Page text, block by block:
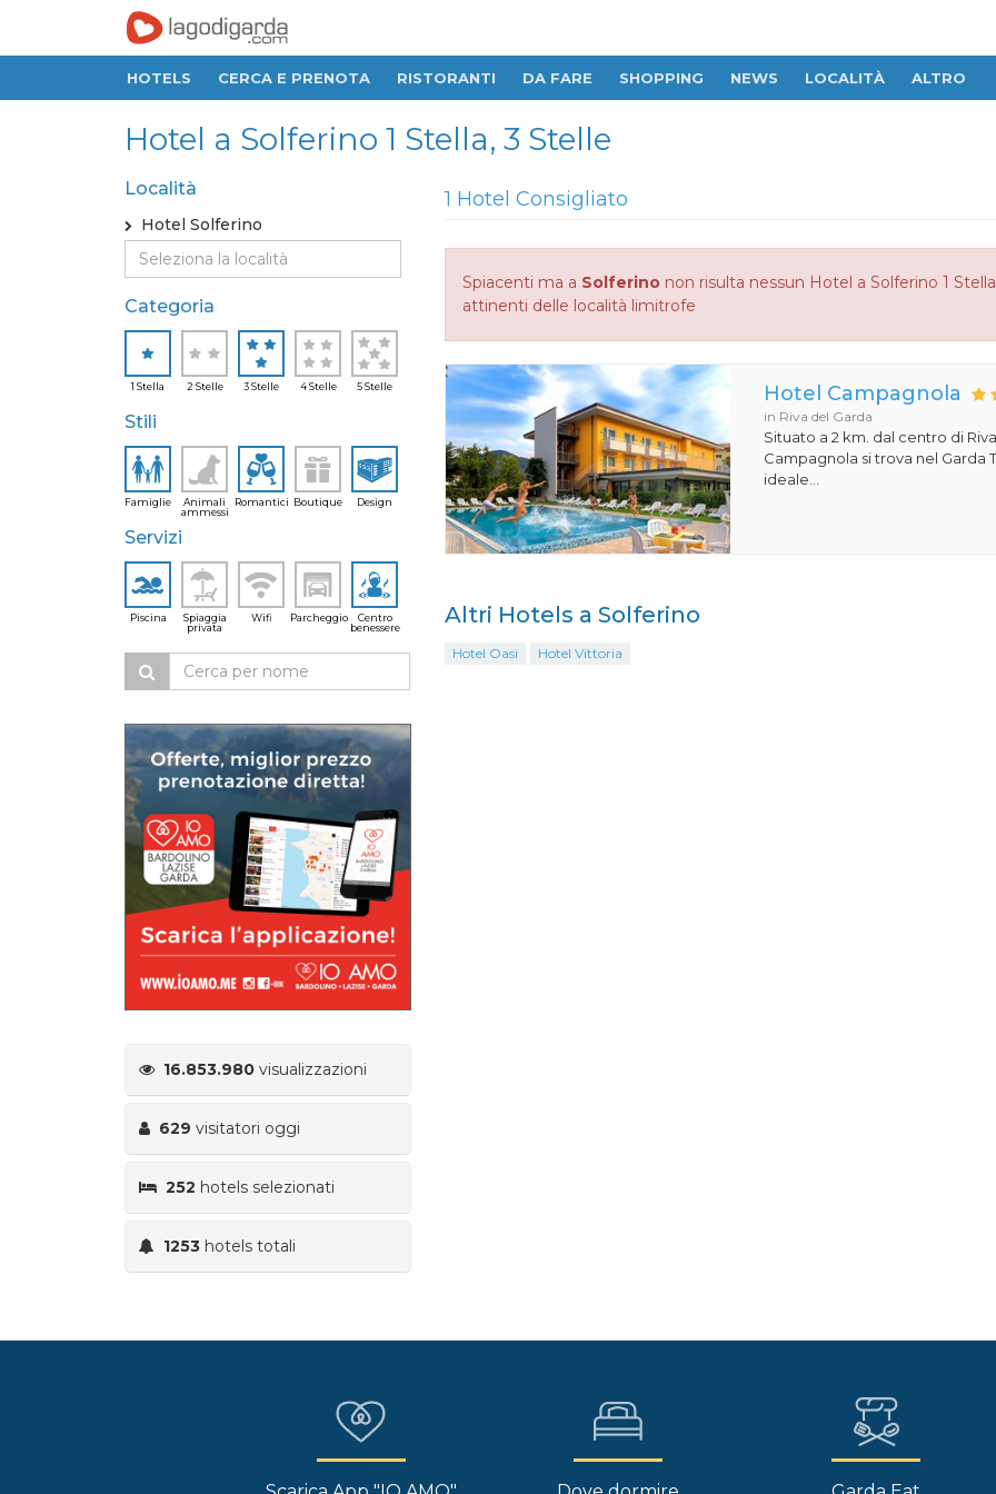
HOTELS CERCA E PRENOTA RISTORANTI DA FARE SHOPPING NEWS LOCALITÀ ALTRO
Hotel a Solferino 1 Stella, 3 Stelle
Località
Hotel Solferino
Categoria
1 Stella 2 Stelle 3 Stelle 4 Stelle 5 Stelle
Stili
Famiglie
Animali
ammessi
Romantici Boutique Design
Servizi
Piscina
Spiaggia
privata
Wifi Parcheggio
Centro
benessere
16.853.980 visualizzazioni
629 visitatori oggi
252 hotels selezionati
1253 hotels totali
1 Hotel Consigliato
Spiacenti ma a Solferinonon risulta nessun Hotel a Solferino 1
attinenti delle località limitrofe
Hotel Campagnola
in Riva del Garda
Situato a 2 km. dal centro di
Campagnola si trova nel Garda
ideale...
Altri Hotels a Solferino
Hotel Oasi Hotel Vittoria